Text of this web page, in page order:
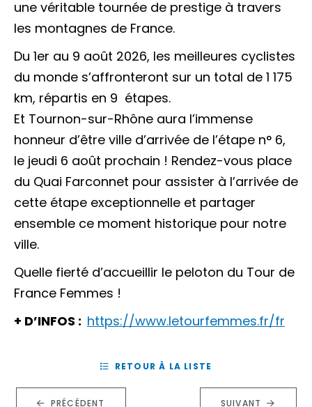
une véritable tournée de prestige à travers
les montagnes de France.
Du 1er au 9 août 2026, les meilleures cyclistes
du monde s’affronteront sur un total de 1 175
km, répartis en 9 étapes.
Et Tournon-sur-Rhône aura l’immense
honneur d’être ville d’arrivée de l’étape n° 6,
le jeudi 6 août prochain ! Rendez-vous place
du Quai Farconnet pour assister à l’arrivée de
cette étape exceptionnelle et partager
ensemble ce moment historique pour notre
ville.
Quelle fierté d’accueillir le peloton du Tour de
France Femmes !
+ D’INFOS : https://www.letourfemmes.fr/fr
PRÉCÉDENT
RETOUR À LA LISTE
SUIVANT